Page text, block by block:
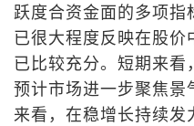
跃度合资金面的多项
已很大程度反映在股
已比较充分。短期来看
预计市场进一步聚焦景
来看，在稳增长持续